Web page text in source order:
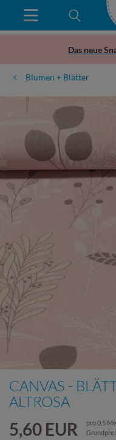
Das neue
Blumen + Blätter
CANVAS -
ALTROSA
5,60 EUR pro0,5